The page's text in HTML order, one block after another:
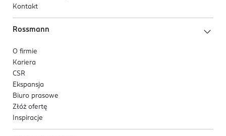
Kontakt
Rossmann
O firmie
Kariera
CSR
Ekspansja
Biuro prasowe
Złóż ofertę
Inspiracje